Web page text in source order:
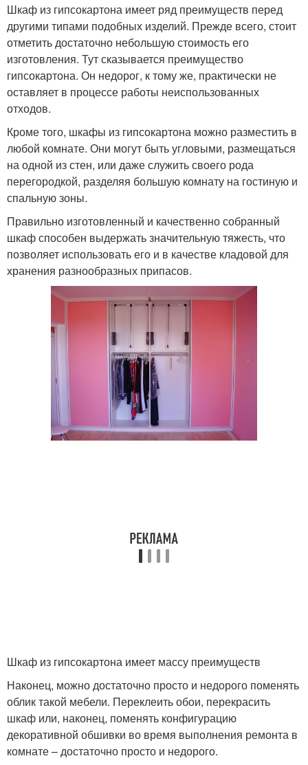
Шкаф из гипсокартона имеет ряд преимуществ перед
другими типами подобных изделий. Прежде всего, стоит
отметить достаточно небольшую стоимость его
изготовления. Тут сказывается преимущество
гипсокартона. Он недорог, к тому же, практически не
оставляет в процессе работы неиспользованных
отходов.
Кроме того, шкафы из гипсокартона можно разместить в
любой комнате. Они могут быть угловыми, размещаться
на одной из стен, или даже служить своего рода
перегородкой, разделяя большую комнату на гостиную и
спальную зоны.
Правильно изготовленный и качественно собранный
шкаф способен выдержать значительную тяжесть, что
позволяет использовать его и в качестве кладовой для
хранения разнообразных припасов.
Шкаф из гипсокартона имеет массу преимуществ
Наконец, можно достаточно просто и недорого поменять
облик такой мебели. Переклеить обои, перекрасить
шкаф или, наконец, поменять конфигурацию
декоративной обшивки во время выполнения ремонта в
комнате – достаточно просто и недорого.